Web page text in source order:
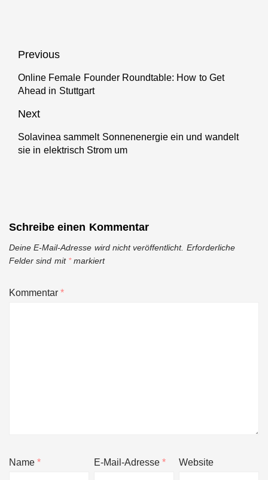
Beitragsnavigation
Previous
Previous
post:
Online Female Founder Roundtable: How to Get
Ahead in Stuttgart
Next
Next
post:
Solavinea sammelt Sonnenenergie ein und wandelt
sie in elektrisch Strom um
Schreibe einen Kommentar
Deine E-Mail-Adresse wird nicht veröffentlicht. Erforderliche
Felder sind mit *markiert
Kommentar*
Name* E-Mail-Adresse* Website